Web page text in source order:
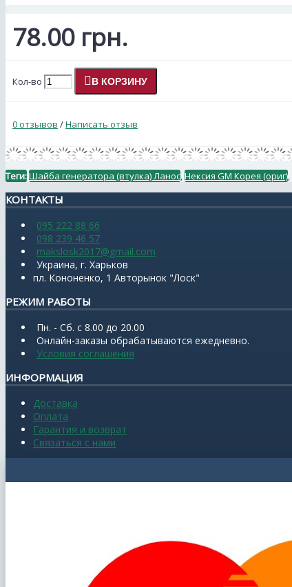
78.00 грн.
Кол-во В КОРЗИНУ
0 отзывов /Написать отзыв
Теги:Шайба генератора (втулка) Ланос,Нексия GM Корея (ориг),
КОНТАКТЫ
095 222 88 66
098 239 46 57
makslosk2017@gmail.com
Украина, г. Харьков
пл. Кононенко, 1 Авторынок "Лоск"
РЕЖИМ РАБОТЫ
Пн. - Сб. с 8.00 до 20.00
Онлайн-заказы обрабатываются ежедневно.
Условия соглашения
ИНФОРМАЦИЯ
Доставка
Оплата
Гарантия и возврат
Связаться с нами